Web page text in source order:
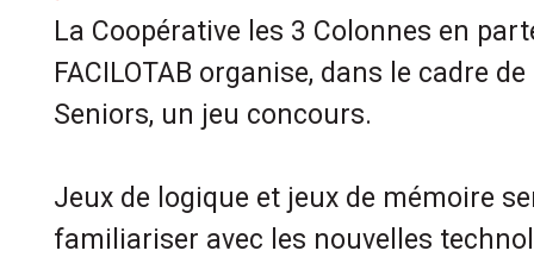
La Coopérative les 3 Colonnes en
FACILOTAB organise, dans le cadre
Seniors, un jeu concours.
Jeux de logique et jeux de mémoire
familiariser avec les nouvelles